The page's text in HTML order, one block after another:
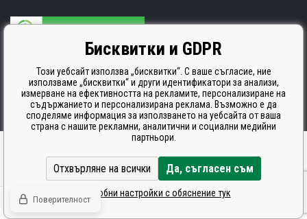
Производителят на касети е сертифициран
ISO 9001. ISO 14001 и STMC.
Ecommerce solutionsBINARGON.cz
© Всички права запазени CDRmarket.cz -
Бисквитки и GDPR
Този уебсайт използва „бисквитки“. С ваше съгласие, ние
използваме „бисквитки“ и други идентификатори за анализи,
измерване на ефективността на рекламите, персонализиране на
съдържанието и персонализирана реклама. Възможно е да
споделяме информация за използването на уебсайта от ваша
страна с нашите рекламни, аналитични и социални медийни
партньори.
Отхвърляне на всички Да, съгласен съм
Подробни настройки с обяснение тук
Поверителност